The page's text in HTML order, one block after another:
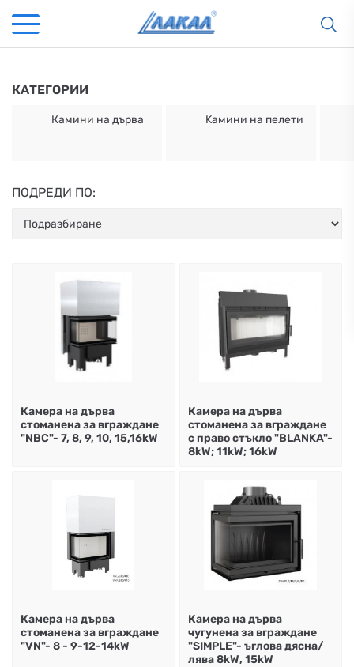
КАМИНИ
НА
ДЪРВА
КОТЛИ
KОТЛИ
НА
КАТЕГОРИИ
Камини на дърва Kамини на пелети
ПОДРЕДИ ПО:
Камера на дърва
стоманена за вграждане
"NBC"- 7, 8, 9, 10, 15,16kW
Камера на дърва
стоманена за вграждане
с право стъкло "BLANKA"-
8kW; 11kW; 16kW
Камера на дърва
стоманена за вграждане
"VN"- 8 - 9-12-14kW
Камера на дърва
чугунена за вграждане
"SIMPLE"- ъглова дясна/
лява 8kW, 15kW